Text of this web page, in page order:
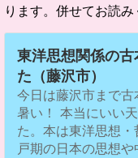
ります。併せてお読み
東洋思想関係の
た（藤沢市）
今日は藤沢市まで
暑い！ 本当にいい
た。本は東洋思想
戸期の日本の思想